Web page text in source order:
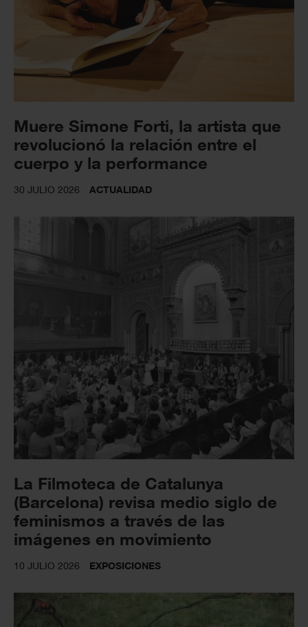
Muere Simone Forti, la artista que
revolucionó la relación entre el
cuerpo y la performance
30 JULIO 2026 ACTUALIDAD
La Filmoteca de Catalunya
(Barcelona) revisa medio siglo de
feminismos a través de las
imágenes en movimiento
10 JULIO 2026 EXPOSICIONES